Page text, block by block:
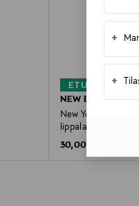
+
+
NEW ERA
New York Yankees
lippalakki
Original Price
30,00 €